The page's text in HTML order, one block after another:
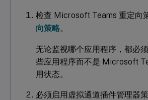
检查 Microsoft Teams 重定向
向策略。
无论监视哪个应用程序，都必
些应用程序而不是 Microsoft
用状态。
必须启用虚拟通道插件管理器